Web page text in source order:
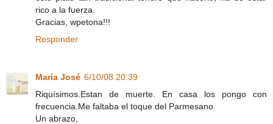
rico a la fuerza.
Gracias, wpetona!!!
Responder
María José 6/10/08 20:39
Riquísimos.Estan de muerte. En casa los pongo con
frecuencia.Me faltaba el toque del Parmesano.
Un abrazo,